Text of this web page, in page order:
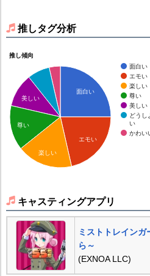
推しタグ分析
推し傾向
面白い
エモい
楽しい
尊い
美しい
どうし
い
かわい
面白い
エモい
美しい
尊い
楽しい
キャスティングアプリ
ミストトレイン
ら～
(EXNOA LLC)